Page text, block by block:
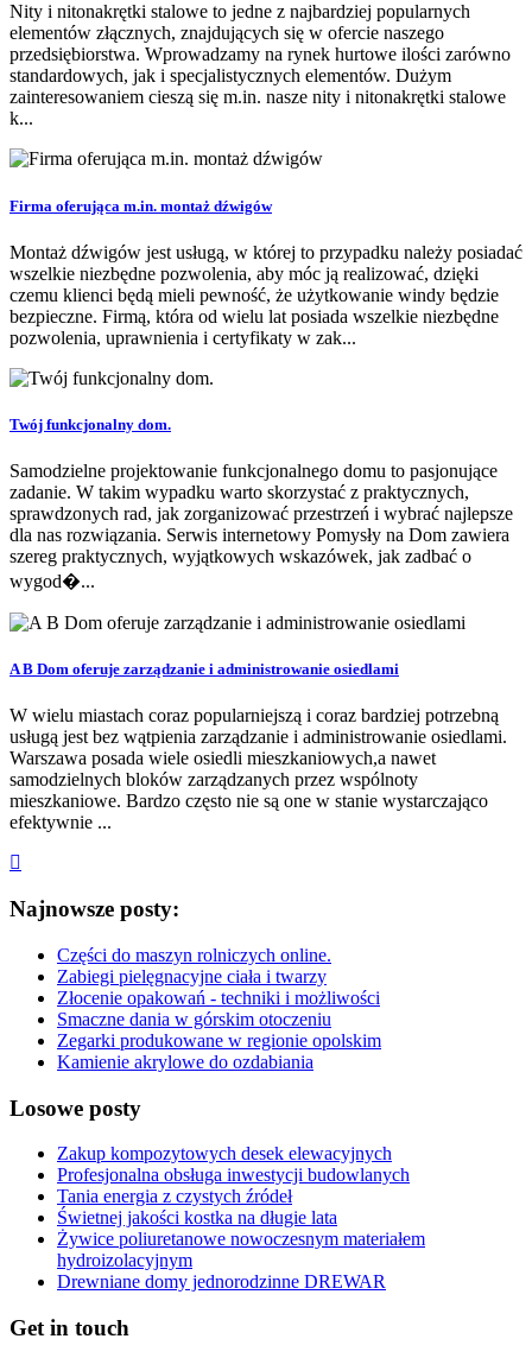
Nity i nitonakrętki stalowe to jedne z najbardziej popularnych
elementów złącznych, znajdujących się w ofercie naszego
przedsiębiorstwa. Wprowadzamy na rynek hurtowe ilości zarówno
standardowych, jak i specjalistycznych elementów. Dużym
zainteresowaniem cieszą się m.in. nasze nity i nitonakrętki stalowe
k...
Firma oferująca m.in. montaż dźwigów
Montaż dźwigów jest usługą, w której to przypadku należy posiadać
wszelkie niezbędne pozwolenia, aby móc ją realizować, dzięki
czemu klienci będą mieli pewność, że użytkowanie windy będzie
bezpieczne. Firmą, która od wielu lat posiada wszelkie niezbędne
pozwolenia, uprawnienia i certyfikaty w zak...
Twój funkcjonalny dom.
Samodzielne projektowanie funkcjonalnego domu to pasjonujące
zadanie. W takim wypadku warto skorzystać z praktycznych,
sprawdzonych rad, jak zorganizować przestrzeń i wybrać najlepsze
dla nas rozwiązania. Serwis internetowy Pomysły na Dom zawiera
szereg praktycznych, wyjątkowych wskazówek, jak zadbać o
wygod�...
A B Dom oferuje zarządzanie i administrowanie osiedlami
W wielu miastach coraz popularniejszą i coraz bardziej potrzebną
usługą jest bez wątpienia zarządzanie i administrowanie osiedlami.
Warszawa posada wiele osiedli mieszkaniowych,a nawet
samodzielnych bloków zarządzanych przez wspólnoty
mieszkaniowe. Bardzo często nie są one w stanie wystarczająco
efektywnie ...
Najnowsze posty:
Części do maszyn rolniczych online.
Zabiegi pielęgnacyjne ciała i twarzy
Złocenie opakowań - techniki i możliwości
Smaczne dania w górskim otoczeniu
Zegarki produkowane w regionie opolskim
Kamienie akrylowe do ozdabiania
Losowe posty
Zakup kompozytowych desek elewacyjnych
Profesjonalna obsługa inwestycji budowlanych
Tania energia z czystych źródeł
Świetnej jakości kostka na długie lata
Żywice poliuretanowe nowoczesnym materiałem
hydroizolacyjnym
Drewniane domy jednorodzinne DREWAR
Get in touch